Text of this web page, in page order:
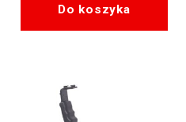
wynosiła:
79,00 zł.
wynosi:
Do koszyka